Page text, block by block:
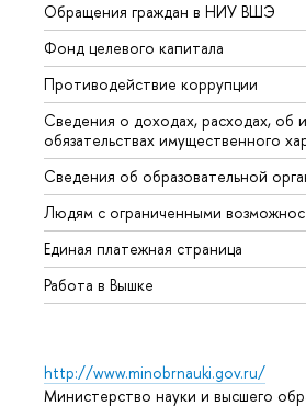
Обращения граждан в НИУ ВШЭ
Фонд целевого капитала
Противодействие коррупции
Сведения о доходах, расходах, об
обязательствах имущественного
Сведения об образовательной
Людям с ограниченными
Единая платежная страница
Работа в Вышке
http://www.minobrnauki.gov.ru/
Министерство науки и высшего